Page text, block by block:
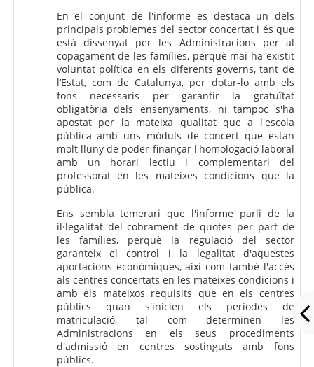
En el conjunt de l'informe es destaca un dels
principals problemes del sector concertat i és que
està dissenyat per les Administracions per al
copagament de les famílies, perquè mai ha existit
voluntat política en els diferents governs, tant de
l’Estat, com de Catalunya, per dotar-lo amb els
fons necessaris per garantir la gratuïtat
obligatòria dels ensenyaments, ni tampoc s'ha
apostat per la mateixa qualitat que a l'escola
pública amb uns mòduls de concert que estan
molt lluny de poder finançar l'homologació laboral
amb un horari lectiu i complementari del
professorat en les mateixes condicions que la
pública.
Ens sembla temerari que l'informe parli de la
il·legalitat del cobrament de quotes per part de
les famílies, perquè la regulació del sector
garanteix el control i la legalitat d'aquestes
aportacions econòmiques, així com també l'accés
als centres concertats en les mateixes condicions i
amb els mateixos requisits que en els centres
públics quan s'inicien els períodes de
matriculació, tal com determinen les
Administracions en els seus procediments
d'admissió en centres sostinguts amb fons
públics.